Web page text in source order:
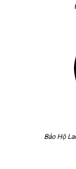
Bảo Hộ